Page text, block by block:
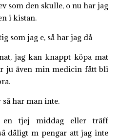
som den skulle, o nu har jag
i kistan.
som jag e, så har jag då
jag kan knappt köpa mat
ju även min medicin fått bli
har man inte.
en tjej middag eller träff
dåligt m pengar att jag inte